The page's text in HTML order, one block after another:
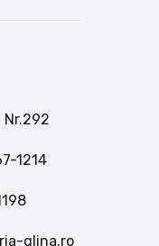
1214
glina.ro